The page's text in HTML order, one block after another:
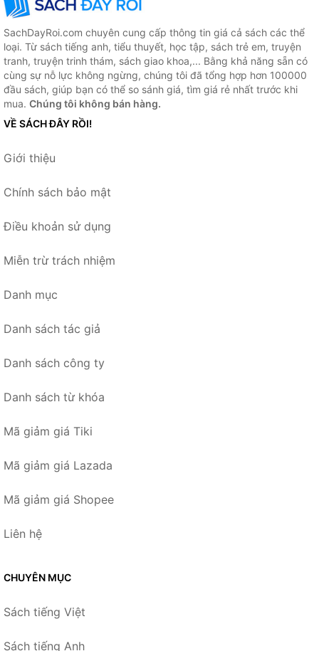
SachDayRoi.com chuyên cung cấp thông tin giá cả sách các thể
loại. Từ sách tiếng anh, tiểu thuyết, học tập, sách trẻ em, truyện
tranh, truyện trinh thám, sách giao khoa,... Bằng khả năng sẵn có
cùng sự nỗ lực không ngừng, chúng tôi đã tổng hợp hơn 100000
đầu sách, giúp bạn có thể so sánh giá, tìm giá rẻ nhất trước khi
mua. Chúng tôi không bán hàng.
VỀ SÁCH ĐÂY RỒI!
Giới thiệu
Chính sách bảo mật
Điều khoản sử dụng
Miễn trừ trách nhiệm
Danh mục
Danh sách tác giả
Danh sách công ty
Danh sách từ khóa
Mã giảm giá Tiki
Mã giảm giá Lazada
Mã giảm giá Shopee
Liên hệ
CHUYÊN MỤC
Sách tiếng Việt
Sách tiếng Anh